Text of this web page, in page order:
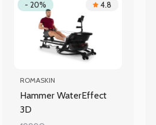
- 20% 4.8
ROMASKIN
Hammer WaterEffect
3D